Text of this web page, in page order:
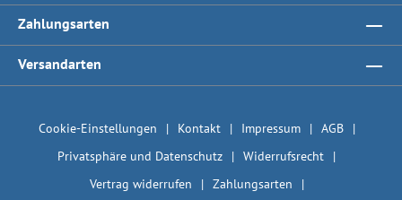
Zahlungsarten
Versandarten
Cookie-Einstellungen Kontakt Impressum
AGB
Privatsphäre und Datenschutz
Widerrufsrecht
Vertrag widerrufen
Zahlungsarten